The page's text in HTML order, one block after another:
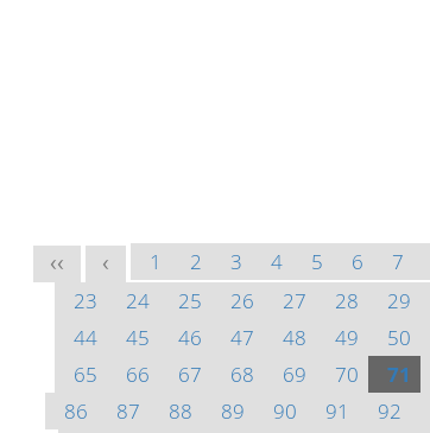
<< < 1 2 3 4 5 6 7
23
24 25 26 27 28 29
44
45 46 47 48 49 50
65
66 67 68 69 70 71
86
87 88 89 90 91 92